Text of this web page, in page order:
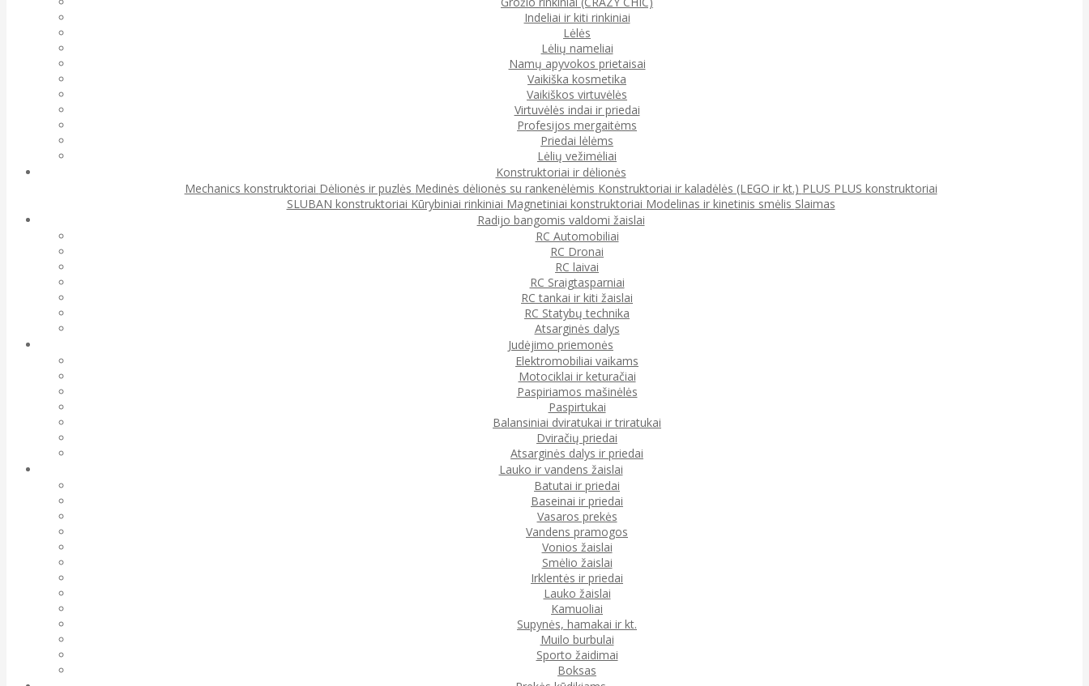
Indeliai ir kiti rinkiniai
Lėlės
Lėlių nameliai
Namų apyvokos prietaisai
Vaikiška kosmetika
Vaikiškos virtuvėlės
Virtuvėlės indai ir priedai
Profesijos mergaitėms
Priedai lėlėms
Lėlių vežimėliai
Konstruktoriai ir dėlionės
Mechanics konstruktoriai Dėlionės ir puzlės Medinės dėlionės su rankenėlėmis Konstruktoriai ir kaladėlės (LEGO ir kt.) PLUS PLUS konstruktoriai
SLUBAN konstruktoriai Kūrybiniai rinkiniai Magnetiniai konstruktoriai Modelinas ir kinetinis smėlis Slaimas
Radijo bangomis valdomi žaislai
RC Automobiliai
RC Dronai
RC laivai
RC Sraigtasparniai
RC tankai ir kiti žaislai
RC Statybų technika
Atsarginės dalys
Judėjimo priemonės
Elektromobiliai vaikams
Motociklai ir keturačiai
Paspiriamos mašinėlės
Paspirtukai
Balansiniai dviratukai ir triratukai
Dviračių priedai
Atsarginės dalys ir priedai
Lauko ir vandens žaislai
Batutai ir priedai
Baseinai ir priedai
Vasaros prekės
Vandens pramogos
Vonios žaislai
Smėlio žaislai
Irklentės ir priedai
Lauko žaislai
Kamuoliai
Supynės, hamakai ir kt.
Muilo burbulai
Sporto žaidimai
Boksas